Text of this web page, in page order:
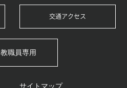
交通アクセス
教職員専用
サイトマップ